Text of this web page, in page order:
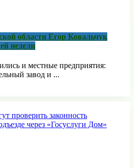
области Егор Ковальчук
недели
и местные предприятия:
завод и ...